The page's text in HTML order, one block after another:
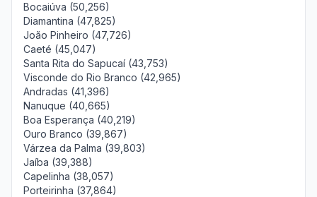
Bocaiúva (50,256)
Diamantina (47,825)
João Pinheiro (47,726)
Caeté (45,047)
Santa Rita do Sapucaí (43,753)
Visconde do Rio Branco (42,965)
Andradas (41,396)
Nanuque (40,665)
Boa Esperança (40,219)
Ouro Branco (39,867)
Várzea da Palma (39,803)
Jaíba (39,388)
Capelinha (38,057)
Porteirinha (37,864)